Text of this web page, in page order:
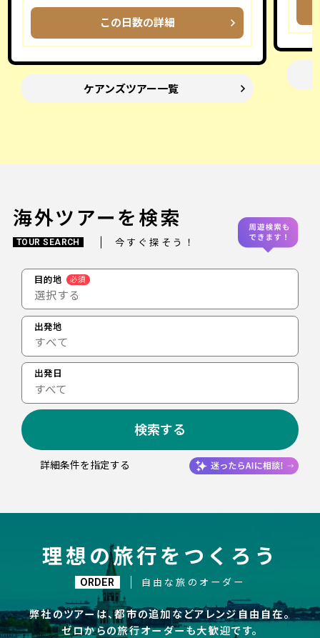
この日数の詳細
ケアンズツアー一覧
海外ツアーを検索
TOUR SEARCH 今すぐ探そう！
目的地 必須
選択する
出発地
出発日
すべて
検索する
詳細条件を指定する
理想の旅行をつくろう
ORDER 自由な旅のオーダー
弊社のツアーは、都市の追加などアレンジ自由自在。
ゼロからの旅行オーダーも大歓迎です。